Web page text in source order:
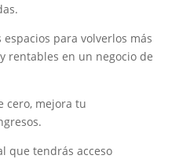
para volverlos más
rentables en un negocio de
cero, mejora tu
que tendrás acceso